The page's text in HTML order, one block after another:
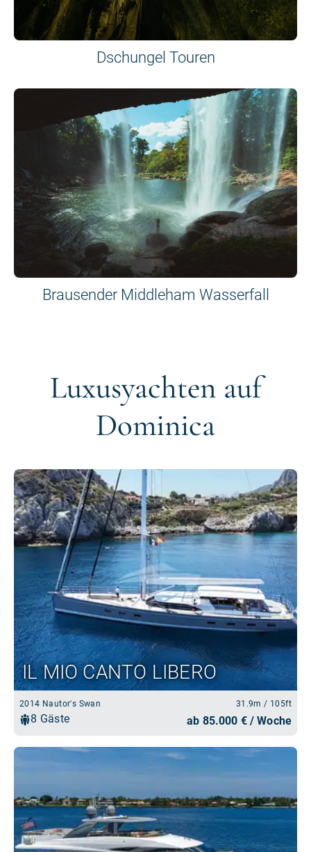
Dschungel Touren
Brausender Middleham Wasserfall
Luxusyachten auf
Dominica